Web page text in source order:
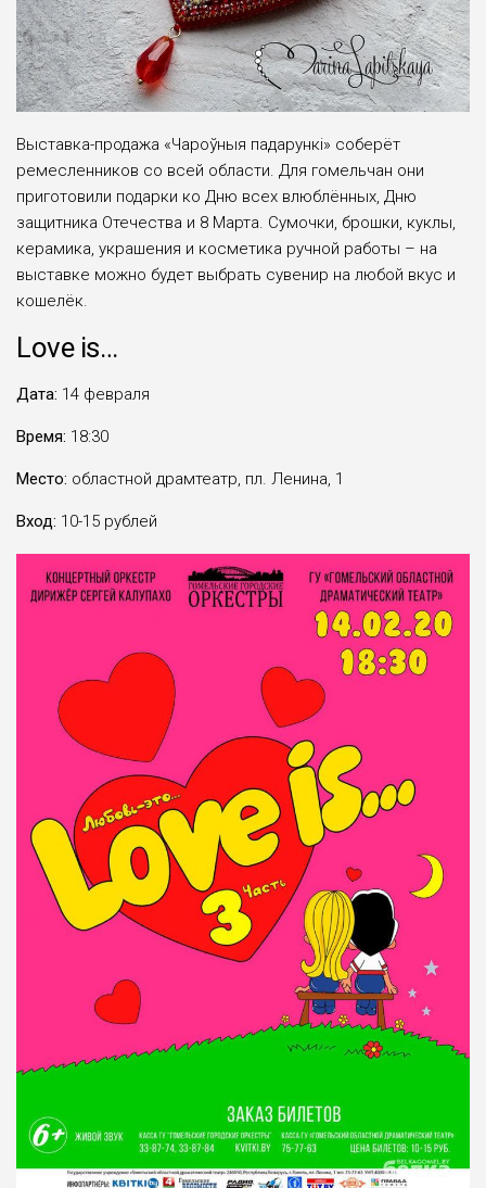
Выставка-продажа «Чароўныя падарункі» соберёт
ремесленников со всей области. Для гомельчан они
приготовили подарки ко Дню всех влюблённых, Дню
защитника Отечества и 8 Марта. Сумочки, брошки, куклы,
керамика, украшения и косметика ручной работы – на
выставке можно будет выбрать сувенир на любой вкус и
кошелёк.
Love is…
Дата: 14 февраля
Время: 18:30
Место: областной драмтеатр, пл. Ленина, 1
Вход: 10-15 рублей